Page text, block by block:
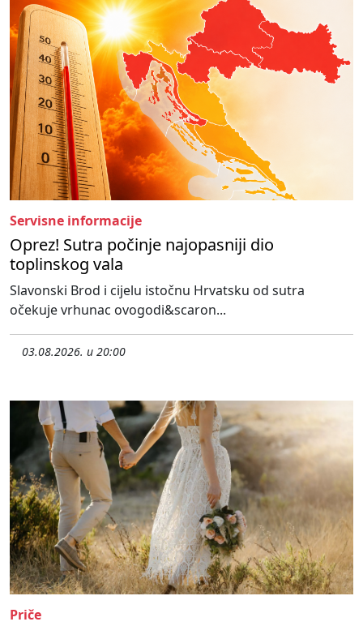
Servisne informacije
Oprez! Sutra počinje najopasniji dio
toplinskog vala
Slavonski Brod i cijelu istočnu Hrvatsku od sutra
očekuje vrhunac ovogodi&scaron...
03.08.2026. u 20:00
Priče